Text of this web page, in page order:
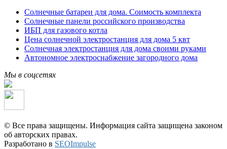
Солнечные батареи для дома. Соимость комплекта
Солнечные панели российского производства
ИБП для газового котла
Цена солнечной электростанция для дома 5 квт
Солнечная электростанция для дома своими руками
Автономное электроснабжение загородного дома
Мы в соцсетях
© Все права защищены. Информация сайта защищена законом
об авторских правах.
Разработано в SEOImpulse